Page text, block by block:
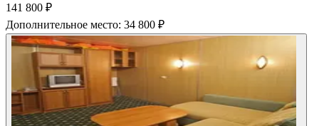
141 800 ₽
Дополнительное место: 34 800 ₽